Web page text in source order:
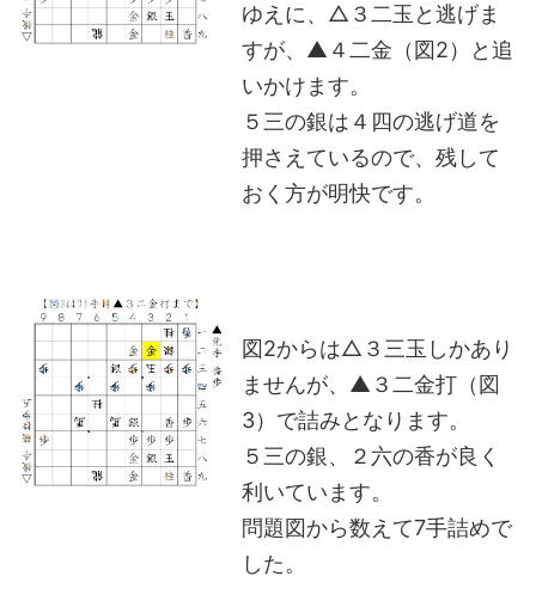
ゆえに、△３二玉と逃げま
すが、▲４二金（図2）と追
いかけます。
５三の銀は４四の逃げ道を
押さえているので、残して
おく方が明快です。
図2からは△３三玉しかあり
ませんが、▲３二金打（図
3）で詰みとなります。
５三の銀、２六の香が良く
利いています。
問題図から数えて7手詰めで
した。